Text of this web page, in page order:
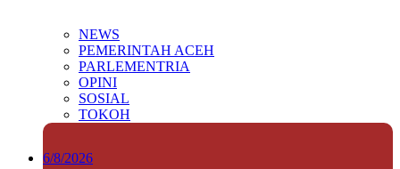
NEWS
PEMERINTAH ACEH
PARLEMENTRIA
OPINI
SOSIAL
TOKOH
6/8/2026